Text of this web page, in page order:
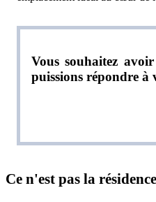
Vous souhaitez
puissions répondre à
Ce n'est pas la